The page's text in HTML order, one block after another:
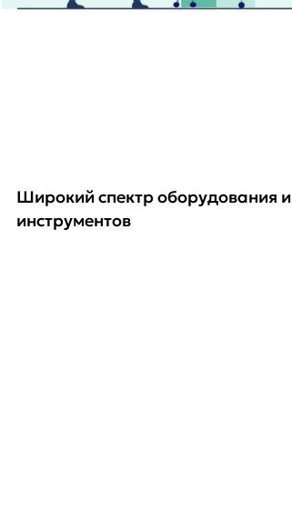
Широкий спектр оборудования и
инструментов